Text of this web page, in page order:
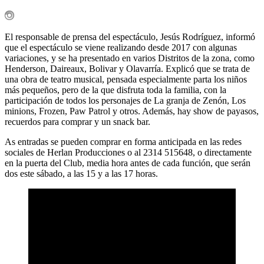
El responsable de prensa del espectáculo, Jesús Rodríguez, informó
que el espectáculo se viene realizando desde 2017 con algunas
variaciones, y se ha presentado en varios Distritos de la zona, como
Henderson, Daireaux, Bolivar y Olavarría. Explicó que se trata de
una obra de teatro musical, pensada especialmente parta los niños
más pequeños, pero de la que disfruta toda la familia, con la
participación de todos los personajes de La granja de Zenón, Los
minions, Frozen, Paw Patrol y otros. Además, hay show de payasos,
recuerdos para comprar y un snack bar.
As entradas se pueden comprar en forma anticipada en las redes
sociales de Herlan Producciones o al 2314 515648, o directamente
en la puerta del Club, media hora antes de cada función, que serán
dos este sábado, a las 15 y a las 17 horas.